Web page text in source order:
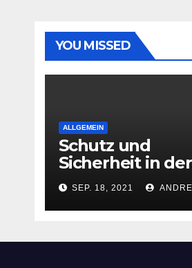
YOU MISSED
ALLGEMEIN
Schutz und
Sicherheit in der
Wohnung
SEP. 18, 2021